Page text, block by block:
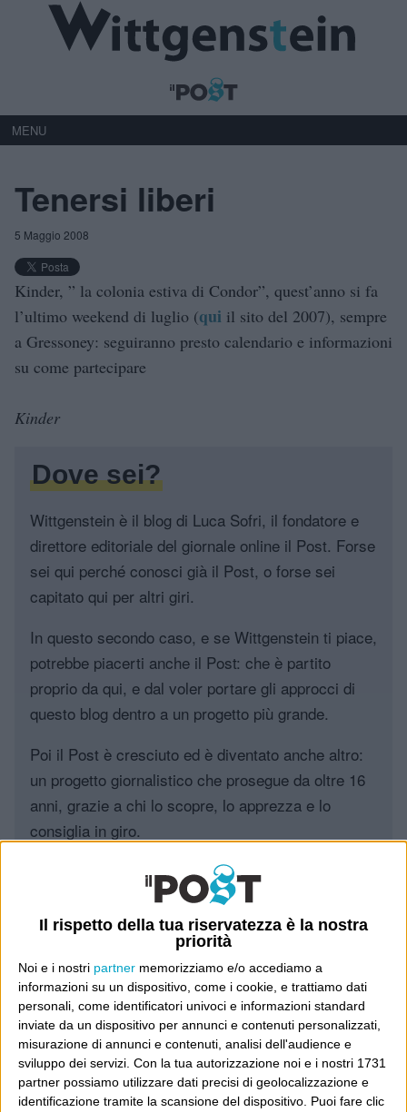
Il rispetto della tua riservatezza è la nostra
priorità
Noi e i nostri partner memorizziamo e/o accediamo a
informazioni su un dispositivo, come i cookie, e trattiamo dati
personali, come identificatori univoci e informazioni standard
inviate da un dispositivo per annunci e contenuti personalizzati,
misurazione di annunci e contenuti, analisi dell'audience e
sviluppo dei servizi. Con la tua autorizzazione noi e i nostri 1731
partner possiamo utilizzare dati precisi di geolocalizzazione e
identificazione tramite la scansione del dispositivo. Puoi fare clic
MENU
Tenersi liberi
5 Maggio 2008
Kinder, ” la colonia estiva di Condor”, quest’anno si fa
l’ultimo weekend di luglio (qui il sito del 2007), sempre
a Gressoney: seguiranno presto calendario e informazioni
su come partecipare
Kinder
Dove sei?
Wittgenstein è il blog di Luca Sofri, il fondatore e
direttore editoriale del giornale online il Post. Forse
sei qui perché conosci già il Post, o forse sei
capitato qui per altri giri.
In questo secondo caso, e se Wittgenstein ti piace,
potrebbe piacerti anche il Post: che è partito
proprio da qui, e dal voler portare gli approcci di
questo blog dentro a un progetto più grande.
Poi il Post è cresciuto ed è diventato anche altro:
un progetto giornalistico che prosegue da oltre 16
anni, grazie a chi lo scopre, lo apprezza e lo
consiglia in giro.
Leggi il Post, magari ti piace
POST PRECEDENTE
Prima del sequestro
POST SUCCESSIVO
iPhone arriva in Italia. Ambè